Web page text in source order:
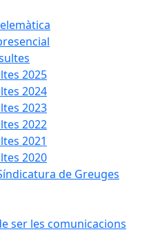
2025
2024
2023
2022
2021
2020
de Greuges
ser les comunicacions